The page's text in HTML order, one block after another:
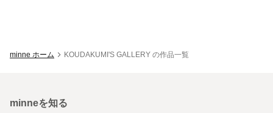
minne ホーム KOUDAKUMI'S GALLERY の作品一覧
minneを知る